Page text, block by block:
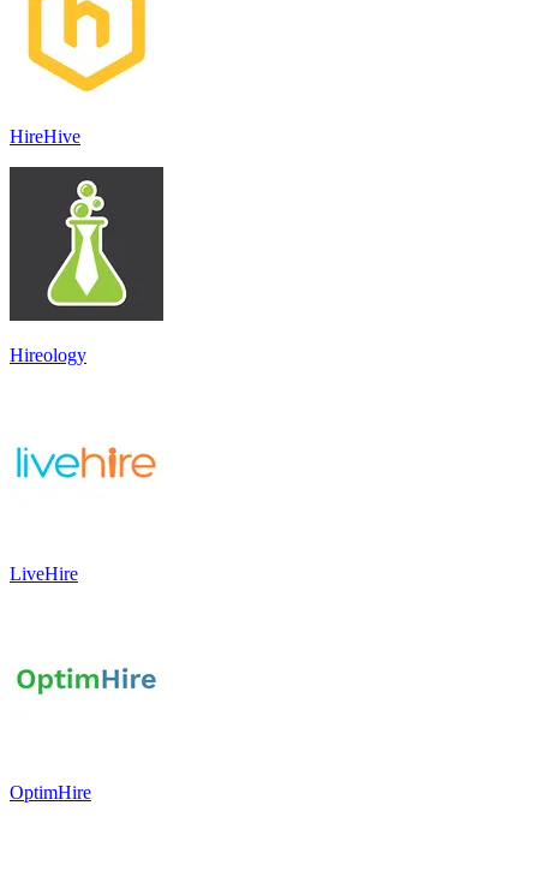
HireHive
Hireology
LiveHire
OptimHire